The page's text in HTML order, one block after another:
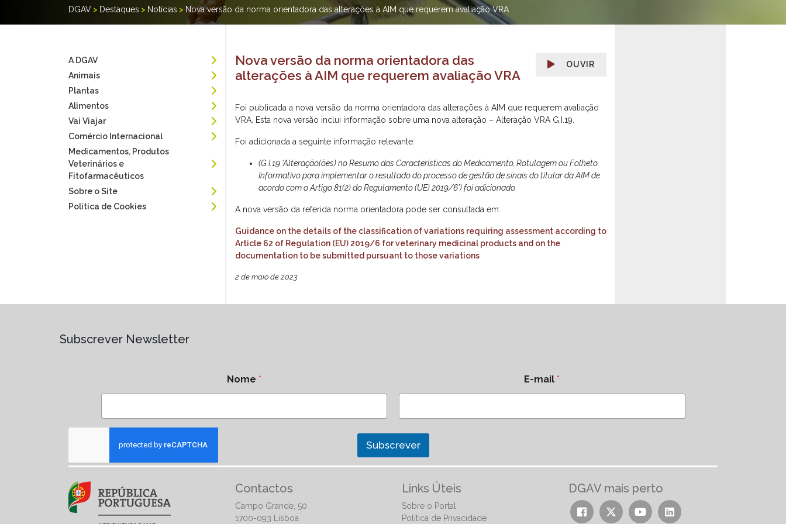
DGAV > Destaques > Notícias > Nova versão da norma orientadora das alterações à AIM que requerem avaliação VRA
A DGAV
Animais
Plantas
Alimentos
Vai Viajar
Comércio Internacional
Medicamentos, Produtos
Veterinários e
Fitofarmacêuticos
Sobre o Site
Política de Cookies
OUVIR
Nova versão da norma orientadora das
alterações à AIM que requerem avaliação VRA
Foi publicada a nova versão da norma orientadora das alterações à AIM que requerem avaliação
VRA. Esta nova versão inclui informação sobre uma nova alteração – Alteração VRA G.I.19.
Foi adicionada a seguinte informação relevante:
(G.I.19 ‘Alteração(ões) no Resumo das Características do Medicamento, Rotulagem ou Folheto
Informativo para implementar o resultado do processo de gestão de sinais do titular da AIM de
acordo com o Artigo 81(2) do Regulamento (UE) 2019/6’) foi adicionado.
A nova versão da referida norma orientadora pode ser consultada em:
Guidance on the details of the classification of variations requiring assessment according to
Article 62 of Regulation (EU) 2019/6 for veterinary medicinal products and on the
documentation to be submitted pursuant to those variations
2 de maio de 2023
Subscrever Newsletter
Nome * E-mail*
Subscrever
Contactos
Campo Grande, 50
1700-093 Lisboa
Links Úteis
Sobre o Portal
Política de Privacidade
DGAV mais perto